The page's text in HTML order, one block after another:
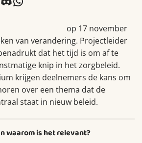
op 17 november
van verandering. Projectleider
dat het tijd is om af te
knip in het zorgbeleid.
krijgen deelnemers de kans om
over een thema dat de
staat in nieuw beleid.
waarom is het relevant?